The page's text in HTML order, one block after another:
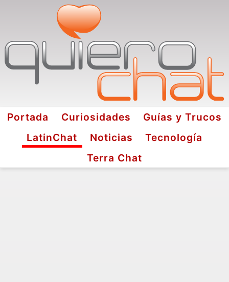
Portada Curiosidades
Guías y Trucos
LatinChat
Noticias
Tecnología
Terra Chat